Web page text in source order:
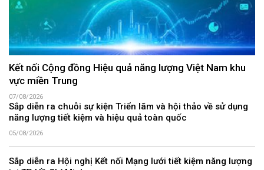
Kết nối Cộng đồng Hiệu quả năng lượng Việt Nam khu
vực miền Trung
07/08/2026
Sắp diễn ra chuỗi sự kiện Triển lãm và hội thảo về sử dụng
năng lượng tiết kiệm và hiệu quả toàn quốc
05/08/2026
Sắp diễn ra Hội nghị Kết nối Mạng lưới tiết kiệm năng lượng